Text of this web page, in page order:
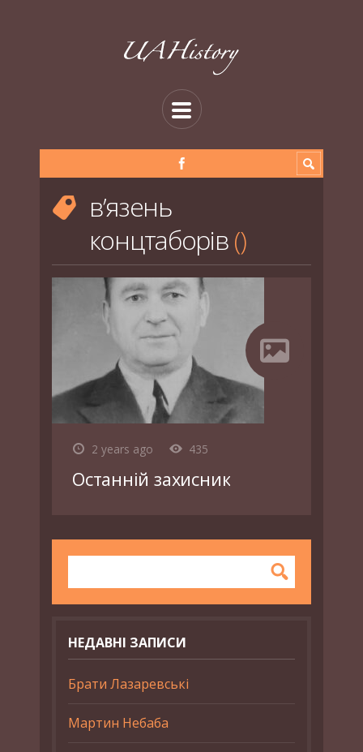
в’язень
концтаборів
2 years ago 435
Останній захисник
НЕДАВНІ ЗАПИСИ
Брати Лазаревські
Мартин Небаба